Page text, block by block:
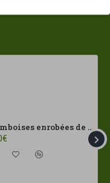
Framboises enrobées de chocolat au lait Franui 150 g Sans gluten